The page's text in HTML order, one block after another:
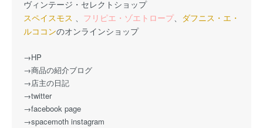
ヴィンテージ・セレクトショップ
スペイスモス 、 フリピエ・ゾエトロープ、 ダフニス・エ・
ルココンのオンラインショップ
→HP
→商品の紹介ブログ
→店主の日記
→twitter
→facebook page
→spacemoth instagram